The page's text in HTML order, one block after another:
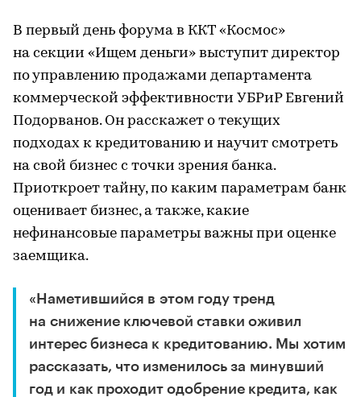
В первый день форума в ККТ «Космос»
на секции «Ищем деньги» выступит директор
по управлению продажами департамента
коммерческой эффективности УБРиР Евгений
Подорванов. Он расскажет о текущих
подходах к кредитованию и научит смотреть
на свой бизнес с точки зрения банка.
Приоткроет тайну, по каким параметрам банк
оценивает бизнес, а также, какие
нефинансовые параметры важны при оценке
заемщика.
«Наметившийся в этом году тренд
на снижение ключевой ставки оживил
интерес бизнеса к кредитованию. Мы хотим
рассказать, что изменилось за минувший
год и как проходит одобрение кредита, как